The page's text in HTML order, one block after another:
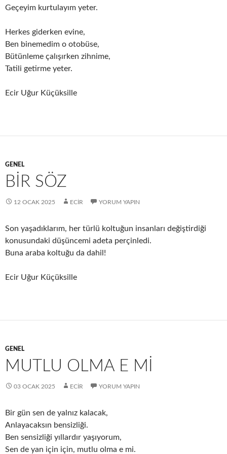
Geçeyim kurtulayım yeter.
Herkes giderken evine,
Ben binemedim o otobüse,
Bütünleme çalışırken zihnime,
Tatili getirme yeter.
Ecir Uğur Küçüksille
GENEL
BİR SÖZ
12 OCAK 2025 ECIR YORUM YAPIN
Son yaşadıklarım, her türlü koltuğun insanları değiştirdiği
konusundaki düşüncemi adeta perçinledi.
Buna araba koltuğu da dahil!
Ecir Uğur Küçüksille
GENEL
MUTLU OLMA E Mİ
03 OCAK 2025 ECIR YORUM YAPIN
Bir gün sen de yalnız kalacak,
Anlayacaksın bensizliği.
Ben sensizliği yıllardır yaşıyorum,
Sen de yan için için, mutlu olma e mi.